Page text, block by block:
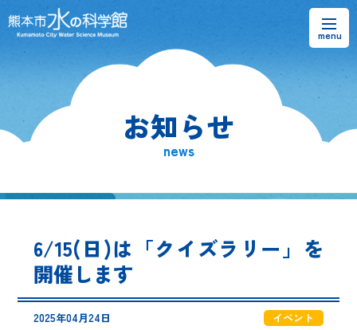
熊本市水の科学館とは
水のラーニングフィールド
お問い合わせ
お知らせ
news
6/15(日)は「クイズラリー」を
開催します
2025年04月24日 イベント